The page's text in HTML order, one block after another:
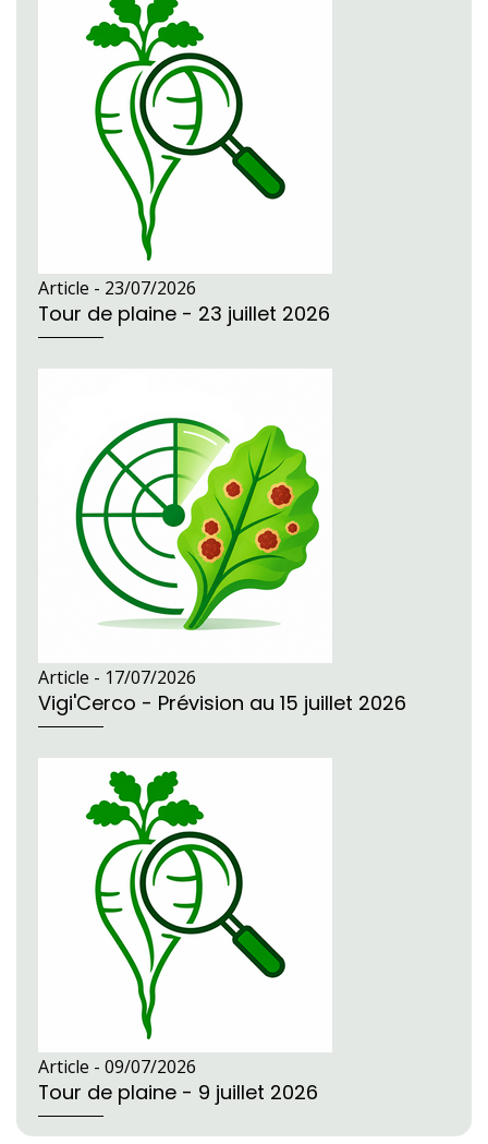
Article - 23/07/2026
Tour de plaine - 23 juillet 2026
Article - 17/07/2026
Vigi'Cerco - Prévision au 15 juillet 2026
Article - 09/07/2026
Tour de plaine - 9 juillet 2026